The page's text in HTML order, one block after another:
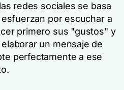
redes sociales se basa
esfuerzan por escuchar a
primero sus "gustos" y
un mensaje de
perfectamente a ese